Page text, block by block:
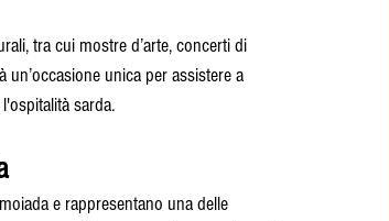
tra cui mostre d’arte, concerti di
unica per assistere a
sarda.
e rappresentano una delle